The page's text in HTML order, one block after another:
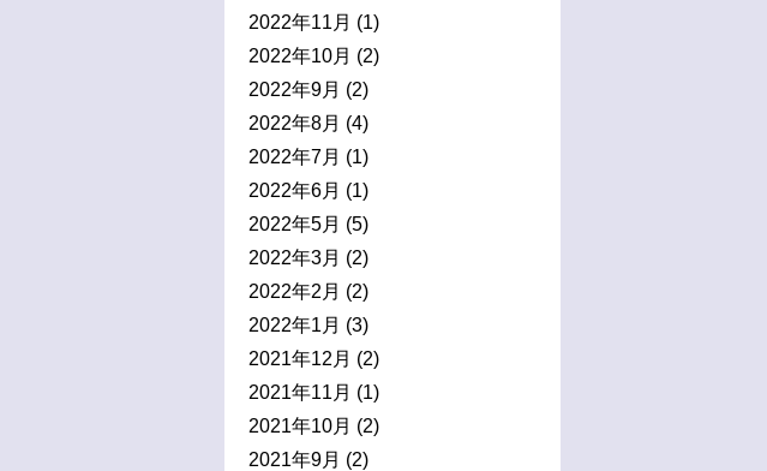
2022年11月 (1)
2022年10月 (2)
2022年9月 (2)
2022年8月 (4)
2022年7月 (1)
2022年6月 (1)
2022年5月 (5)
2022年3月 (2)
2022年2月 (2)
2022年1月 (3)
2021年12月 (2)
2021年11月 (1)
2021年10月 (2)
2021年9月 (2)